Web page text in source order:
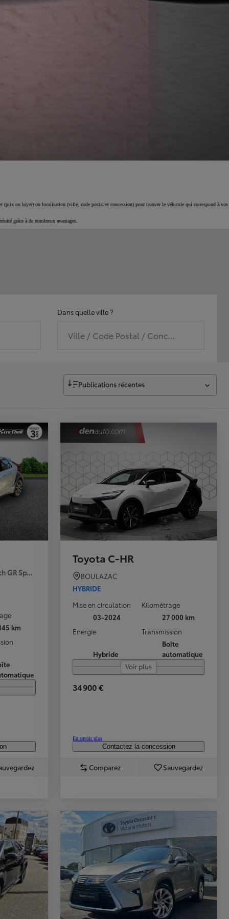
(prix ou loyer) ou localisation (ville, code postal et concession) pour trouver le véhicule qui correspond à vos
grâce à de nombreux avantages.
Dans quelle ville ?
Ville / Code Postal / Concession
Publications récentes
GR Sport Premiere MY25
km
Toyota C-HR
BOULAZAC
HYBRIDE
Mise en circulation
03-2024
Kilométrage
27 000 km
Energie
Hybride
Transmission
Boîte
automatique
Voir plus
34 900 €
En savoir plus
Contactez la concession
Comparez Sauvegardez